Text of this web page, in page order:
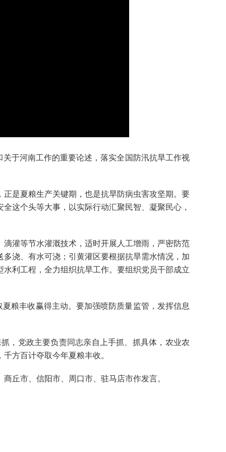
于河南工作的重要论述，落实全国防汛抗旱工作视
是夏粮生产关键期，也是抗旱防病虫害攻坚期。要
这个头等大事，以实际行动汇聚民智、凝聚民心，
灌等节水灌溉技术，适时开展人工增雨，严密防范
浇、有水可浇；引黄灌区要根据抗旱需水情况，加
利工程，全力组织抗旱工作。要组织党员干部成立
粮丰收赢得主动。要加强喷防质量监管，发挥信息
党政主要负责同志亲自上手抓、抓具体，农业农
方百计夺取今年夏粮丰收。
市、信阳市、周口市、驻马店市作发言。